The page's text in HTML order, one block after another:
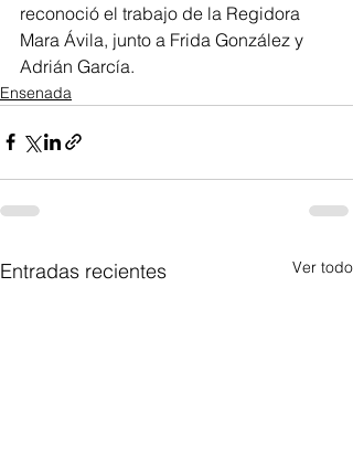
reconoció el trabajo de la Regidora
Mara Ávila, junto a Frida González y
Adrián García.
Ensenada
Entradas recientes Ver todo